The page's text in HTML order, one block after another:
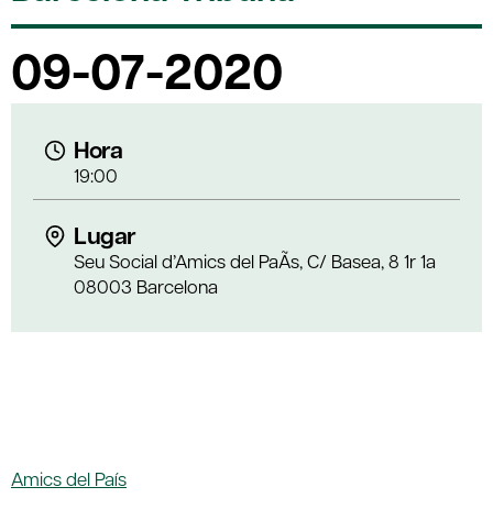
09-07-2020
Hora
19:00
Lugar
Seu Social d’Amics del PaÃ­s, C/ Basea, 8 1r 1a
08003 Barcelona
Amics del País